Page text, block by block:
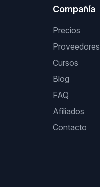
Compañía
Precios
Proveedores
Cursos
Blog
FAQ
Afiliados
Contacto